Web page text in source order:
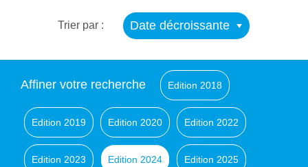
Trier par : Date décroissante
Affiner votre recherche Edition 2018
Edition 2019 Edition 2020 Edition 2022
Edition 2023 Edition 2024 Edition 2025